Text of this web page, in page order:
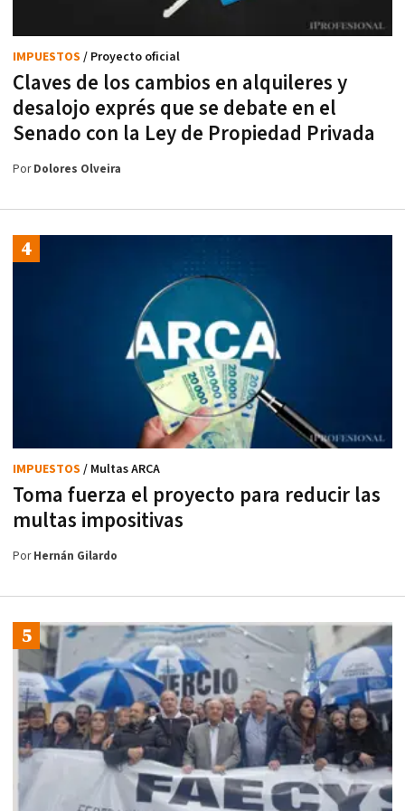
Claves de los cambios en alquileres y
desalojo exprés que se debate en el
Senado con la Ley de Propiedad Privada
IMPUESTOS / Proyecto oficial
PorDolores Olveira
Toma fuerza el proyecto para reducir las
multas impositivas
IMPUESTOS / Multas ARCA
PorHernán Gilardo